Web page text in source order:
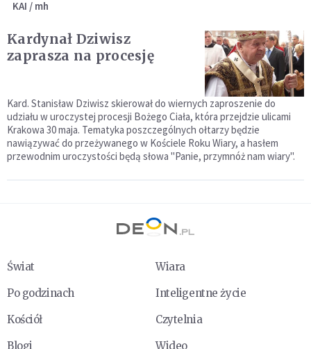
KAI / mh
Kardynał Dziwisz
zaprasza na procesję
Kard. Stanisław Dziwisz skierował do wiernych zaproszenie do
udziału w uroczystej procesji Bożego Ciała, która przejdzie ulicami
Krakowa 30 maja. Tematyka poszczególnych ołtarzy będzie
nawiązywać do przeżywanego w Kościele Roku Wiary, a hasłem
przewodnim uroczystości będą słowa "Panie, przymnóż nam wiary".
Świat
Wiara
Po godzinach
Inteligentne życie
Kościół
Czytelnia
Blogi
Wideo